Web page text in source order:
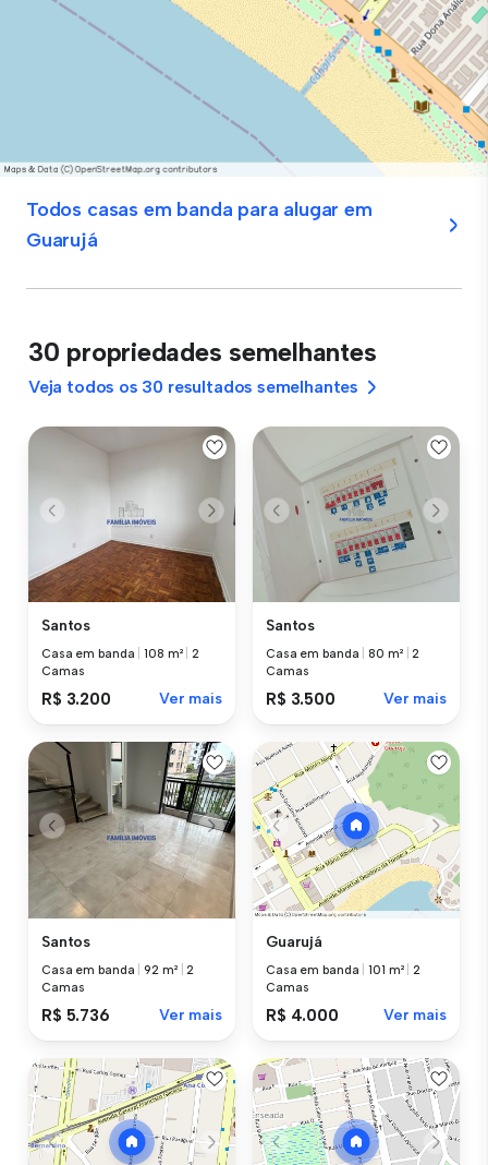
Todos casas em banda para alugar em
Guarujá
30 propriedades semelhantes
Veja todos os 30 resultados semelhantes
Santos
Casa em banda |108 m² |2
Camas
R$ 3.200 Ver mais
Santos
Casa em banda |80 m² |2
Camas
R$ 3.500 Ver mais
Santos
Casa em banda |92 m² |2
Camas
R$ 5.736 Ver mais
Guarujá
Casa em banda |101 m² |2
Camas
R$ 4.000 Ver mais